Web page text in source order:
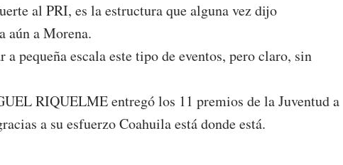
al PRI, es la estructura que alguna vez dijo
a Morena.
pequeña escala este tipo de eventos, pero claro, sin
RIQUELME entregó los 11 premios de la Juventud a
a su esfuerzo Coahuila está donde está.